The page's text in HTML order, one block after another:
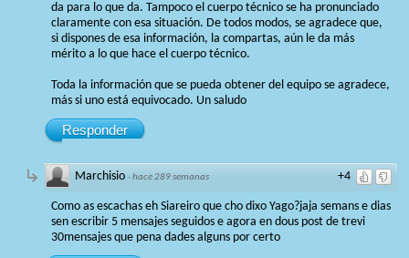
da para lo que da. Tampoco el cuerpo técnico se ha pronunciado
claramente con esa situación. De todos modos, se agradece que,
si dispones de esa información, la compartas, aún le da más
mérito a lo que hace el cuerpo técnico.
Toda la información que se pueda obtener del equipo se agradece,
más si uno está equivocado. Un saludo
Responder
+4
Marchisio ·hace 289 semanas
Como as escachas eh Siareiro que cho dixo Yago?jaja semans e dias
sen escribir 5 mensajes seguidos e agora en dous post de trevi
30mensajes que pena dades alguns por certo